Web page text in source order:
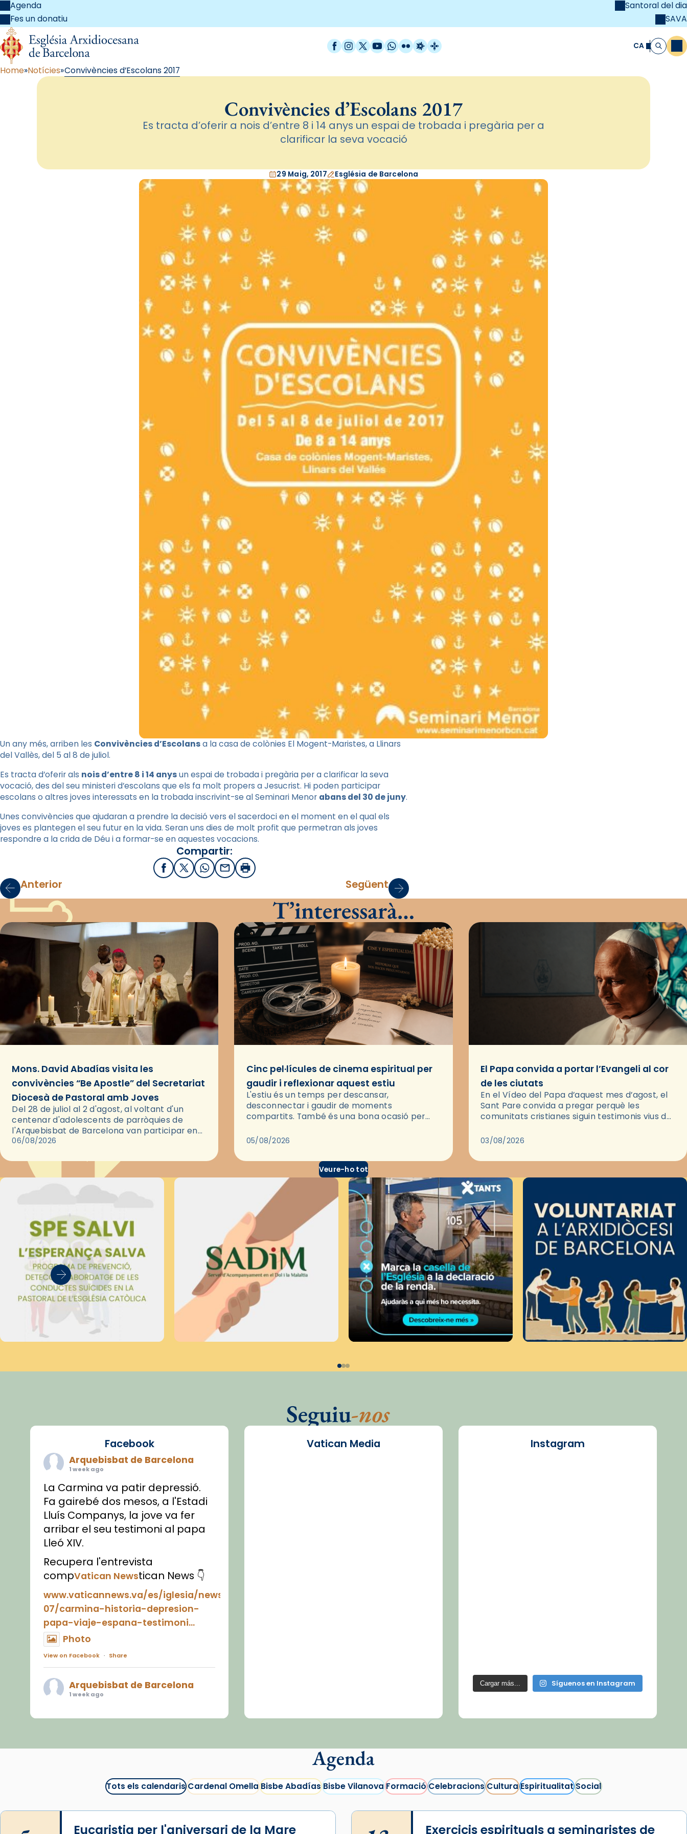
Agenda
Fes un donatiu
Santoral del dia
SAVA
Facebook
Instagram
X / Twitter
YouTube
WhatsApp
FlickrRadio Estel
Catalunya Cristiana CA Cerca
Home Notícies Convivències d’Escolans 2017
Convivències d’Escolans 2017
Es tracta d’oferir a nois d’entre 8 i 14 anys un espai de trobada i pregària per a
clarificar la seva vocació
29 Maig, 2017 Església de Barcelona
Un any més, arriben les Convivències d’Escolansa la casa de colònies El Mogent-Maristes, a Llinars
del Vallès, del 5 al 8 de juliol.
Es tracta d’oferir als nois d’entre 8 i 14 anysun espai de trobada i pregària per a clarificar la seva
vocació, des del seu ministeri d’escolans que els fa molt propers a Jesucrist. Hi poden participar
escolans o altres joves interessats en la trobada inscrivint-se al Seminari Menor abans del 30 de juny.
Unes convivències que ajudaran a prendre la decisió vers el sacerdoci en el moment en el qual els
joves es plantegen el seu futur en la vida. Seran uns dies de molt profit que permetran als joves
respondre a la crida de Déu i a formar-se en aquestes vocacions.
Compartir:
FacebookX / Twitter
WhatsApp
EmailImprimir
Anterior Següent
T’interessarà…
Mons. David Abadías visita les
convivències “Be Apostle” del Secretariat
Diocesà de Pastoral amb Joves
Del 28 de juliol al 2 d'agost, al voltant d'un
centenar d'adolescents de parròquies de
l'Arquebisbat de Barcelona van participar en
les convivències Be Apostle, organitzades pel
06/08/2026
Cinc pel·lícules de cinema espiritual per
gaudir i reflexionar aquest estiu
L'estiu és un temps per descansar,
desconnectar i gaudir de moments
compartits. També és una bona ocasió per
través del cinema, reflexionar sobre les…
05/08/2026
El Papa convida a portar l’Evangeli al cor
de les ciutats
En el Vídeo del Papa d’aquest mes d’agost, el
Sant Pare convida a pregar perquè les
comunitats cristianes siguin testimonis vius de
pregària, el…
03/08/2026
Veure-ho tot
Seguiu-nos
Facebook
Arquebisbat de Barcelona
1 week ago
La Carmina va patir depressió.
Fa gairebé dos mesos, a l'Estadi
Lluís Companys, la jove va fer
arribar el seu testimoni al papa
Lleó XIV.
Recupera l'entrevista
compVatican Newstican News 👇
www.vaticannews.va/es/iglesia/news/2026-
07/carmina-historia-depresion-
papa-viaje-espana-testimoni...
Photo
View on Facebook · Share
Arquebisbat de Barcelona
1 week ago
juliol la missa de Les Santes de
Vatican Media Instagram
Cargar más... Síguenos en Instagram
Agenda
Tots els calendarisCardenal OmellaBisbe AbadíasBisbe VilanovaFormacióCelebracionsCulturaEspiritualitatSocial
Eucaristia per l'aniversari de la Mare Exercicis espirituals a seminaristes de